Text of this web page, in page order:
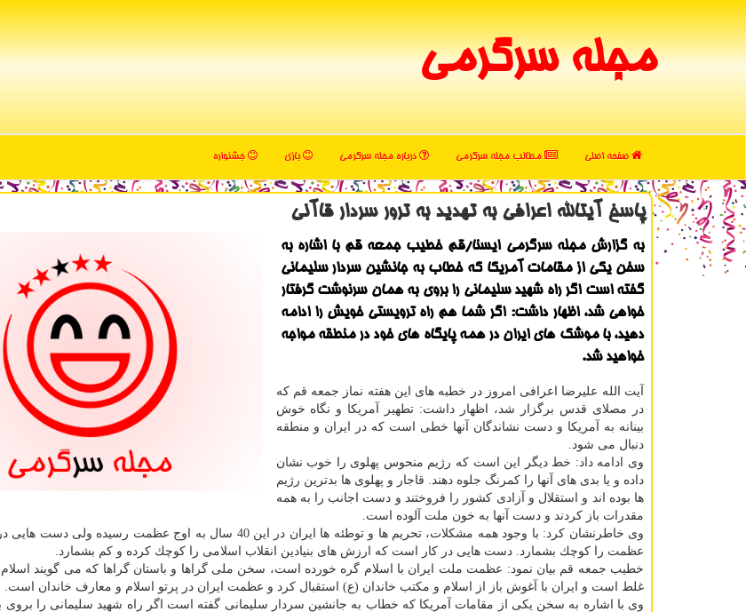
مجله سرگرمی
صفحه اصلی مطالب مجله سرگرمی درباره مجله سرگرمی بازی جشنواره
پاسخ آیت‎الله اعرافی به تهدید به ترور سردار قاآنی
به گزارش مجله سرگرمی ایسنا/قم خطیب جمعه قم با اشاره به
سخن یكی از مقامات آمریكا كه خطاب به جانشین سردار سلیمانی
گفته است اگر راه شهید سلیمانی را بروی به همان سرنوشت گرفتار
خواهی شد، اظهار داشت: اگر شما هم راه ترویستی خویش را ادامه
دهید، با موشك های ایران در همه پایگاه های خود در منطقه مواجه
خواهید شد.
آیت الله علیرضا اعرافی امروز در خطبه های این هفته نماز جمعه قم كه
در مصلای قدس برگزار شد، اظهار داشت: تطهیر آمریكا و نگاه خوش
بینانه به آمریكا و دست نشاندگان آنها خطی است كه در ایران و منطقه
دنبال می شود.
وی ادامه داد: خط دیگر این است كه رژیم منحوس پهلوی را خوب نشان
داده و یا بدی های آنها را كمرنگ جلوه دهند. قاجار و پهلوی ها بدترین رژیم
ها بوده اند و استقلال و آزادی كشور را فروختند و دست اجانب را به همه
مقدرات باز كردند و دست آنها به خون ملت آلوده است.
وی خاطرنشان كرد: با وجود همه مشكلات، تحریم ها و توطئه ها ایران در این 40 سال به اوج
عظمت را كوچك بشمارد. دست هایی در كار است كه ارزش های بنیادین انقلاب اسلامی را كوچك كرده و كم بشمارد.
خطیب جمعه قم بیان نمود: عظمت ملت ایران با اسلام گره خورده است، سخن ملی گراها و باستان گراها كه می گویند
غلط است و ایران با آغوش باز از اسلام و مكتب خاندان (ع) استقبال كرد و عظمت ایران در پرتو اسلام و معارف خاندان است.
وی با اشاره به سخن یكی از مقامات آمریكا كه خطاب به جانشین سردار سلیمانی گفته است اگر راه شهید سلیمانی را